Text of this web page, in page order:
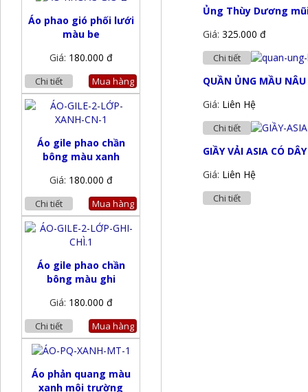
Ủng Thùy Dương
Giá: 325.000 đ
Chi tiết
QUẦN ỦNG MẦU NÂU
Giá: Liên Hệ
Chi tiết
GIẦY VẢI ASIA CÓ DÂY
Giá: Liên Hệ
Chi tiết
Áo phao gió phối lưới
màu be
Giá: 180.000 đ
Chi tiết Mua hàng
Áo gile phao chần
bông màu xanh
Giá: 180.000 đ
Chi tiết Mua hàng
Áo gile phao chần
bông màu ghi
Giá: 180.000 đ
Chi tiết Mua hàng
Áo phản quang màu
xanh môi trường